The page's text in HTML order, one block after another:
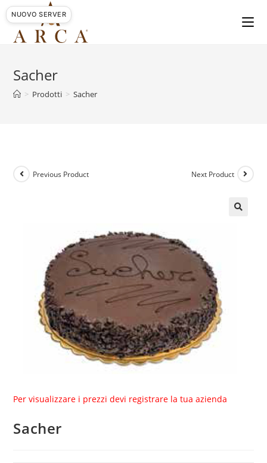
NUOVO SERVER
Skip
to
content
Sacher
> Prodotti > Sacher
Previous Product Next Product
Per visualizzare i prezzi devi registrare la tua azienda
Sacher